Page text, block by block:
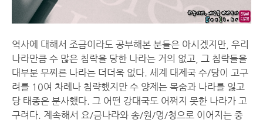
역사에 대해서 조금이라도 공부해본 분들은 아시겠지만, 우리
나라만큼 수 많은 침략을 당한 나라는 거의 없고, 그 침략들을
대부분 무찌른 나라는 더더욱 없다. 세계 대제국 수/당이 고구
려를 10여 차례나 침략했지만 수 양제는 목숨과 나라를 잃고
당 태종은 분사했다. 그 어떤 강대국도 어쩌지 못한 나라가 고
구려다. 계속해서 요/금나라와 송/원/명/청으로 이어지는 중